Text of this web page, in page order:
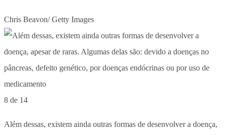
Chris Beavon/ Getty Images
8 de 14
Além dessas, existem ainda outras formas de desenvolver a doença,